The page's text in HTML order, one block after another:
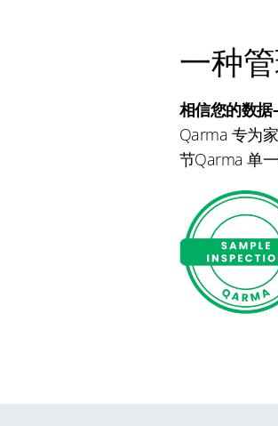
一种
相信您的数
Qarma 专为
节Qarma 单